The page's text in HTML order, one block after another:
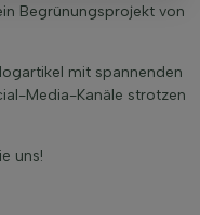
Begrünungsprojekt von
mit spannenden
Media-Kanäle strotzen
uns!